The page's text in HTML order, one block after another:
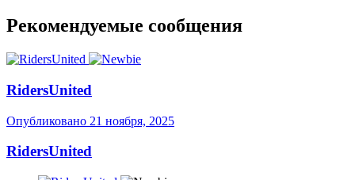
Рекомендуемые сообщения
RidersUnited
Опубликовано 21 ноября, 2025
RidersUnited